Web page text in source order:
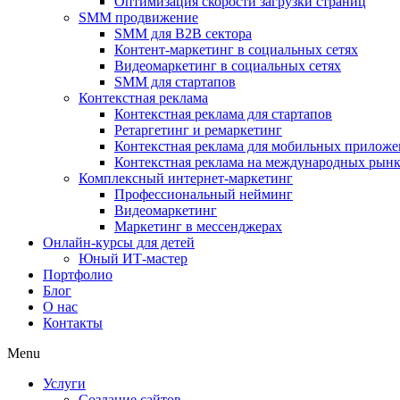
SMM продвижение
SMM для B2B сектора
Контент-маркетинг в социальных сетях
Видеомаркетинг в социальных сетях
SMM для стартапов
Контекстная реклама
Контекстная реклама для стартапов
Ретаргетинг и ремаркетинг
Контекстная реклама для мобильных
Контекстная реклама на международных
Комплексный интернет-маркетинг
Профессиональный нейминг
Видеомаркетинг
Маркетинг в мессенджерах
Онлайн-курсы для детей
Юный ИТ-мастер
Портфолио
Блог
О нас
Контакты
Menu
Услуги